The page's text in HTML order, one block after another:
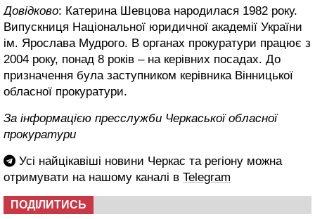
Довідково: Катерина Шевцова народилася 1982 року.
Випускниця Національної юридичної академії України
ім. Ярослава Мудрого. В органах прокуратури працює з
2004 року, понад 8 років – на керівних посадах. До
призначення була заступником керівника Вінницької
обласної прокуратури.
За інформацією пресслужби Черкаської обласної
прокуратури
Усі найцікавіші новини Черкас та регіону можна
отримувати на нашому каналі в Telegram
ПОДІЛИТИСЬ